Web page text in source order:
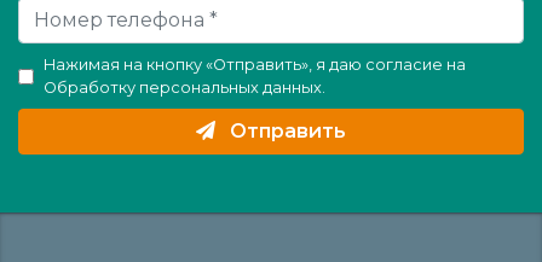
Нажимая на кнопку «Отправить», я даю согласие на
Обработку персональных данных.
Отправить